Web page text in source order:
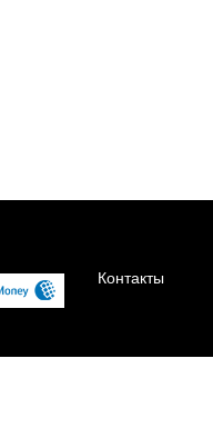
Контакты